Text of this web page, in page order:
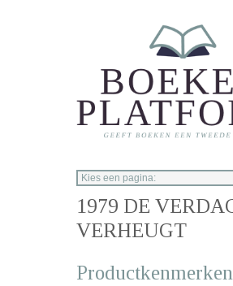
1979 DE
VERHEUGT
Productkenmerken